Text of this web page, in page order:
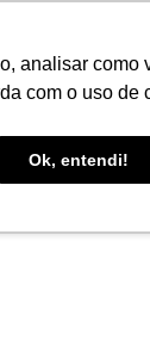
com o uso de
Ok, entendi!